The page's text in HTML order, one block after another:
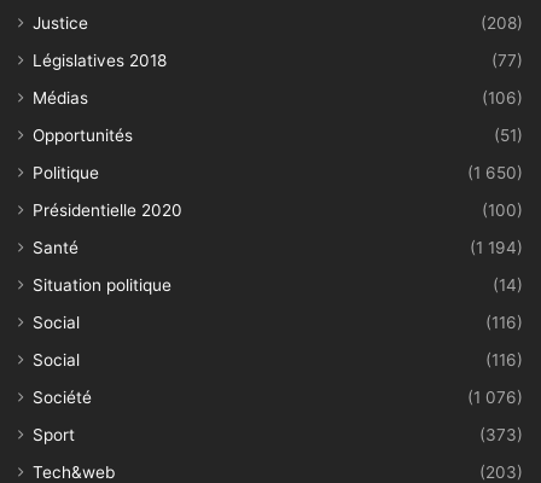
Justice
(208)
Législatives 2018
(77)
Médias
(106)
Opportunités
(51)
Politique
(1 650)
Présidentielle 2020
(100)
Santé
(1 194)
Situation politique
(14)
Social
(116)
Social
(116)
Société
(1 076)
Sport
(373)
Tech&web
(203)